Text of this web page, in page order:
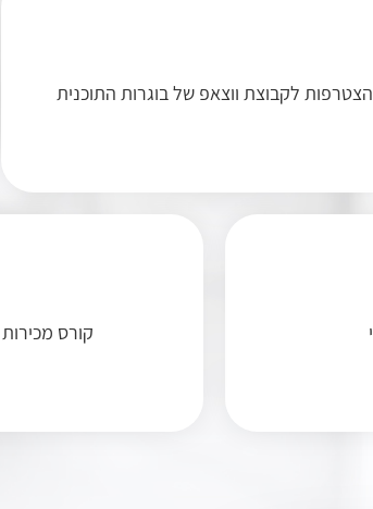
הצטרפות לקבוצת ווצאפ של בוגרות התוכנית
קורס